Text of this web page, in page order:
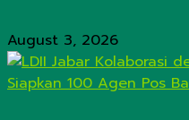
August 3, 2026